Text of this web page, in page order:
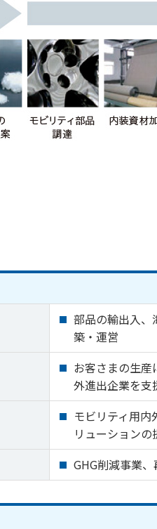
部品の輸出入、
築・運営
お客さまの生
外進出企業を支
モビリティ用
リューションの
GHG削減事業